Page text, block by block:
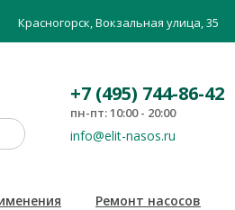
Красногорск, Вокзальная улица, 35
+7 (495) 744-86-42
пн-пт: 10:00 - 20:00
info@elit-nasos.ru
Ремонт насосов